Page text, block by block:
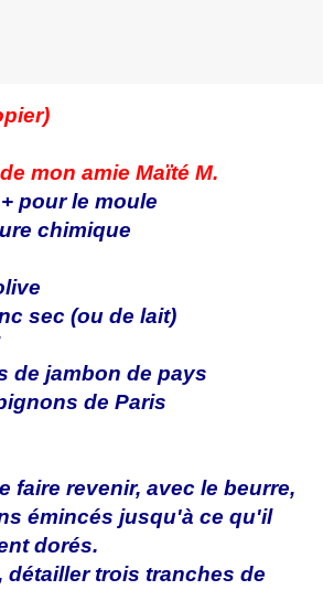
mon amie Maïté M.
pour le moule
chimique
sec (ou de lait)
de jambon de pays
de Paris
faire revenir, avec le beurre,
émincés jusqu'à ce qu'il
dorés.
détailler trois tranches de